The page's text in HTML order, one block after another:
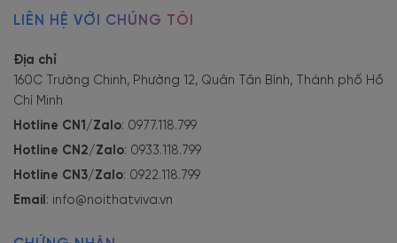
LIÊN HỆ VỚI CHÚNG TÔI
Địa chỉ
160C Trường Chinh, Phường 12, Quận Tân Bình, Thành phố Hồ
Chí Minh
Hotline CN1/Zalo: 0977.118.799
Hotline CN2/Zalo: 0933.118.799
Hotline CN3/Zalo: 0922.118.799
Email: info@noithatviva.vn